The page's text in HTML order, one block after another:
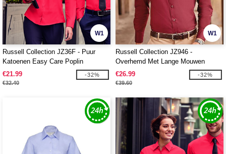
W1
Russell Collection JZ36F - Puur
Katoenen Easy Care Poplin
Overhemd Met Lange Mouwen
€21.99
€32.40
-32%
W1
Russell Collection JZ946 -
Overhemd Met Lange Mouwen
€26.99
€39.60
-32%